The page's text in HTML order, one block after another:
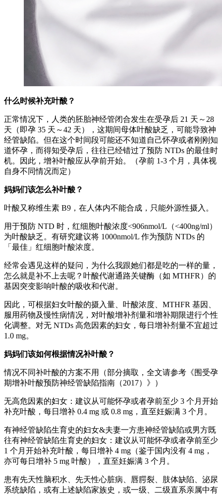
什么时候补充叶酸？
正常情况下，人类的胚胎神经管闭合发生在受孕后 21 天～28
天（即孕 35 天～42 天），这期间母体叶酸缺乏，可能导致神
经管缺陷。但在这个时间段可能还不知道自己怀孕或者刚刚知
道怀孕，而得知受孕后，往往已经错过了预防 NTDs 的最佳时
机。因此，增补叶酸应从孕前开始。（孕前 1-3 个月，具体视
自身不同情况而定）
妈妈们该怎么补叶酸？
叶酸又称维生素 B9，在人体内不能合成，只能外源性摄入。
用于预防 NTD 时，红细胞叶酸浓度<906nmol/L（<400ng/ml）
为叶酸缺乏。有研究建议将 1000nmol/L 作为预防 NTDs 的
「最佳」红细胞叶酸浓度。
经常会遇见这样的疑问，为什么我跟她们都是吃的一样的量，
怎么就是补不上去呢？叶酸代谢通路关键酶（如 MTHFR）的
基因突变影响叶酸的吸收和代谢。
因此，可根据妇女叶酸的摄入量、叶酸浓度、MTHFR 基因、
服用药物及慢性病情况，对叶酸增补剂量和增补期限进行个性
化调整。对无 NTDs 高危因素的妇女，每日增补剂量不宜超过
1.0 mg。
妈妈们该如何根据情况补叶酸？
情况不同补叶酸的方案不用（部分摘取，全文请参考《围受孕
期增补叶酸预防神经管缺陷指南（2017）》）
无高危因素的妇女：建议从可能怀孕或者孕前至少 3 个月开始
补充叶酸，每日增补 0.4 mg 或 0.8 mg，直至妊娠满 3 个月。
有神经管缺陷生育史的妇女&夫妻一方患神经管缺陷或男方既
往有神经管缺陷生育史的妇女：建议从可能怀孕或者孕前至少
1 个月开始补充叶酸，每日增补 4 mg（鉴于国内没有 4 mg，
亦可每日增补 5 mg 叶酸），直至妊娠满 3 个月。
患有先天性脑积水、先天性心脏病、唇腭裂、肢体缺陷、泌尿
系统缺陷，或有上述缺陷家族史，或一级、二级直系亲属中有